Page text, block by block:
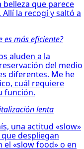
que parece
la recogí y saltó a
es más eficiente?
aluden a la
del medio
diferentes. Me he
cuál requiere
función.
lenta
una actitud «slow»
despliegan
el «slow food» o en